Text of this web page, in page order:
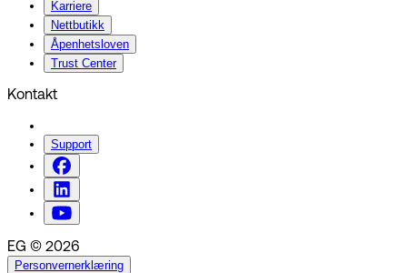
Karriere
Nettbutikk
Åpenhetsloven
Trust Center
Kontakt
Support
EG © 2026
Personvernerklæring